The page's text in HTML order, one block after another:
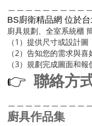
BS廚衛精品網 位於
廚具規劃、全室系統櫃
（1）提供尺寸或設計圖
（2）告知您的需求與
（3）規劃完成圖面和
👉 聯絡方
廚具作品集